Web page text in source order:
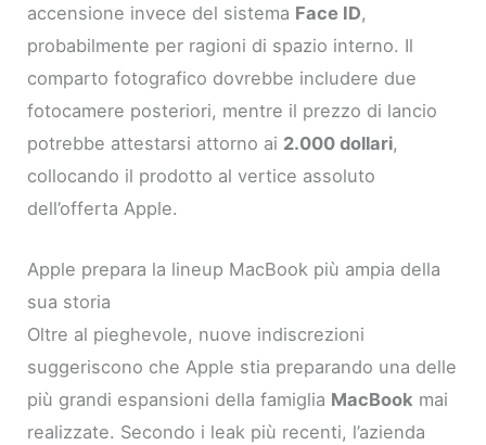
accensione invece del sistema Face ID,
probabilmente per ragioni di spazio interno. Il
comparto fotografico dovrebbe includere due
fotocamere posteriori, mentre il prezzo di lancio
potrebbe attestarsi attorno ai 2.000 dollari,
collocando il prodotto al vertice assoluto
dell’offerta Apple.
Apple prepara la lineup MacBook più ampia della
sua storia
Oltre al pieghevole, nuove indiscrezioni
suggeriscono che Apple stia preparando una delle
più grandi espansioni della famiglia MacBook mai
realizzate. Secondo i leak più recenti, l’azienda